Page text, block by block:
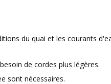
du quai et les courants
de cordes plus légères.
sont nécessaires.